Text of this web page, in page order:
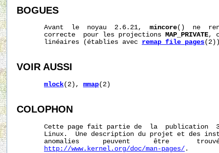
BOGUES
       Avant  le  noyau  2.6.21,
mincore()  ne
       correcte  pour les projections
MAP_PRIVATE,
       linéaires (établies avec
remap_file_pages
VOIR AUSSI
mlock(2), mmap(2)
COLOPHON
Cette page fait partie de  la  publication
Linux.  Une description du projet et des
anomalies      peuvent      être
http://www.kernel.org/doc/man-pages/ .